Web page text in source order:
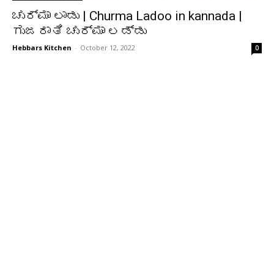
ಚುರ್ಮಾ ಲಾಡು | Churma Ladoo in kannada |
ಗುಜರಾತಿ ಚುರ್ಮಾ ಲಡ್ಡು
Hebbars Kitchen - October 12, 2022 0